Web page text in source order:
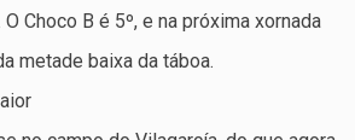
Choco B é 5º, e na próxima xornada
metade baixa da táboa.